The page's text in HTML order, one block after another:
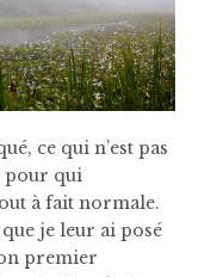
ce qui n’est pas
pour qui
à fait normale.
je leur ai posé
premier